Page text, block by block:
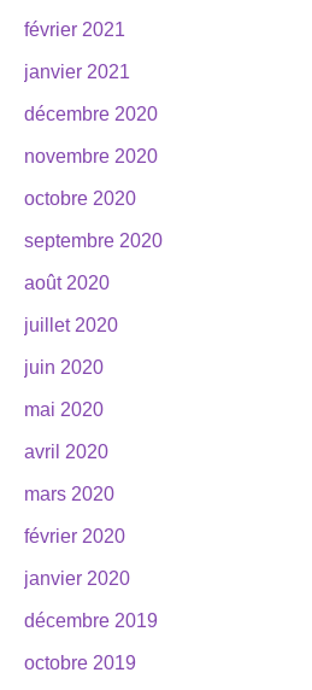
février 2021
janvier 2021
décembre 2020
novembre 2020
octobre 2020
septembre 2020
août 2020
juillet 2020
juin 2020
mai 2020
avril 2020
mars 2020
février 2020
janvier 2020
décembre 2019
octobre 2019